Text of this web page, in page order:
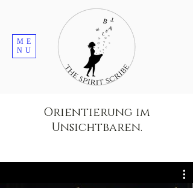
ME
NU
Orientierung im
Unsichtbaren.